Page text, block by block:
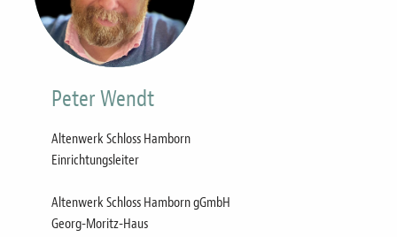
Peter Wendt
Altenwerk Schloss Hamborn
Einrichtungsleiter
Altenwerk Schloss Hamborn gGmbH
Georg-Moritz-Haus